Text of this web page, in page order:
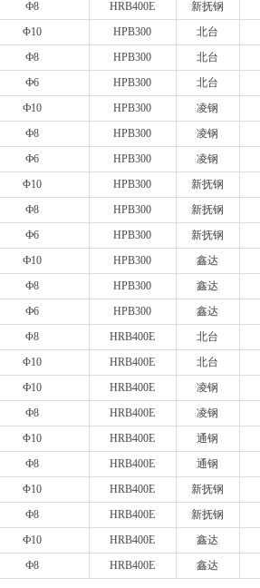
Ф8 HRB400E
新抚钢
Φ10 HPB300
北台
Ф8 HPB300
北台
Ф6 HPB300
北台
Ф10 HPB300
凌钢
Ф8 HPB300
凌钢
Ф6 HPB300
凌钢
Φ10 HPB300
新抚钢
Ф8 HPB300
新抚钢
Ф6 HPB300
新抚钢
Ф10 HPB300
鑫达
Ф8 HPB300
鑫达
Ф6 HPB300
鑫达
Φ8 HRB400E
北台
Φ10 HRB400E
北台
Ф10 HRB400E
凌钢
Ф8 HRB400E
凌钢
Φ10 HRB400E
通钢
Ф8 HRB400E
通钢
Φ10 HRB400E
新抚钢
Ф8 HRB400E
新抚钢
Ф10 HRB400E
鑫达
Ф8 HRB400E 鑫达